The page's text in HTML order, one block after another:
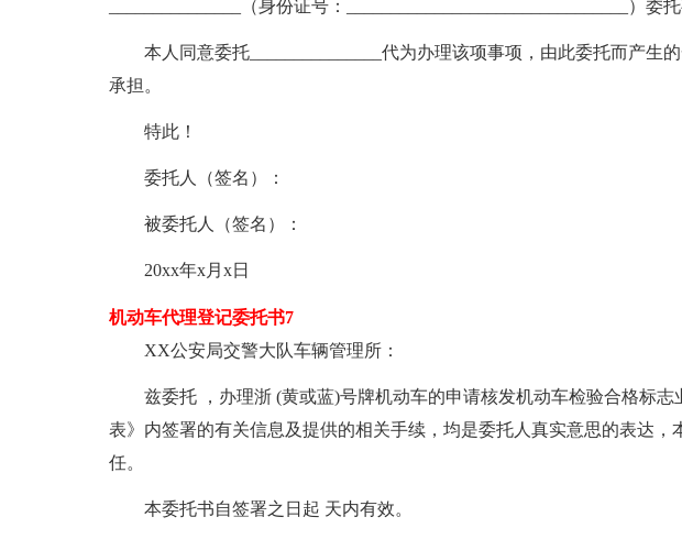
_______________（身份证号：________________________________）委托
本人同意委托_______________代为办理该项事项，由此委托而产生
承担。
特此！
委托人（签名）：
被委托人（签名）：
20xx年x月x日
机动车代理登记委托书7
XX公安局交警大队车辆管理所：
兹委托 ，办理浙 (黄或蓝)号牌机动车的申请核发机动车检验合格标
表》内签署的有关信息及提供的相关手续，均是委托人真实意思的表达，
任。
本委托书自签署之日起 天内有效。